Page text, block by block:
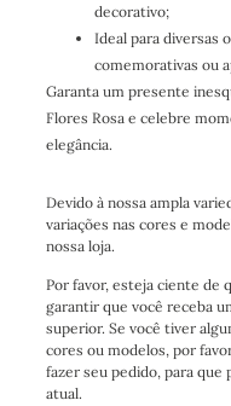
decorativo;
Ideal para diversas
comemorativas ou
Garanta um presente
Flores Rosa e celebre
elegância.
Devido à nossa ampla
variações nas cores e
nossa loja.
Por favor, esteja ciente de
garantir que você receba
superior. Se você tiver
cores ou modelos, por
fazer seu pedido, para que
atual.